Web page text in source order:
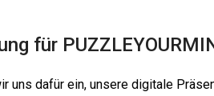
für
uns dafür ein, unsere digitale